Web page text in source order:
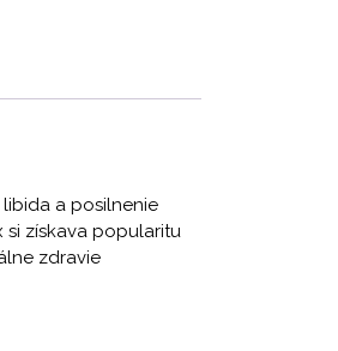
a posilnenie
si získava popularitu
zdravie